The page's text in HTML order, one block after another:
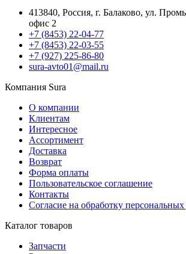
413840, Россия, г. Балаково, ул.
офис 2
+7 (8453) 22-04-77
+7 (8453) 22-03-55
+7 (927) 225-86-80
sura-avto01@mail.ru
Компания Sura
О компании
Клиентам
Интересное
Ассортимент
Доставка
Возврат
Форма оплаты
Пользовательское соглашение
Контакты
Согласие на обработку
Каталог товаров
Запчасти